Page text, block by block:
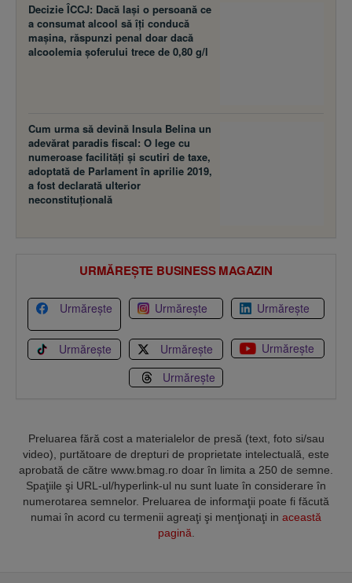
Decizie ÎCCJ: Dacă laşi o persoană ce
a consumat alcool să îţi conducă
maşina, răspunzi penal doar dacă
alcoolemia şoferului trece de 0,80 g/l
Cum urma să devină Insula Belina un
adevărat paradis fiscal: O lege cu
numeroase facilităţi şi scutiri de taxe,
adoptată de Parlament în aprilie 2019,
a fost declarată ulterior
neconstituţională
URMĂREȘTE BUSINESS MAGAZIN
Urmărește Urmărește Urmărește
Urmărește Urmărește
Urmărește
Urmărește
Preluarea fără cost a materialelor de presă (text, foto si/sau
video), purtătoare de drepturi de proprietate intelectuală, este
aprobată de către www.bmag.ro doar în limita a 250 de semne.
Spaţiile şi URL-ul/hyperlink-ul nu sunt luate în considerare în
numerotarea semnelor. Preluarea de informaţii poate fi făcută
numai în acord cu termenii agreaţi şi menţionaţi in această
pagină